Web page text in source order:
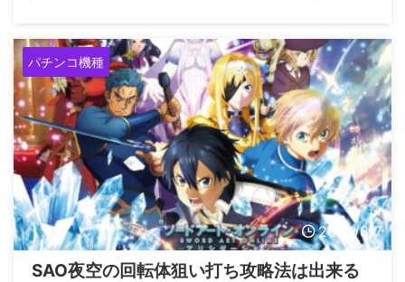
パチンコ機種
2026/8/7
SAO夜空の回転体狙い打ち攻略法は出来る